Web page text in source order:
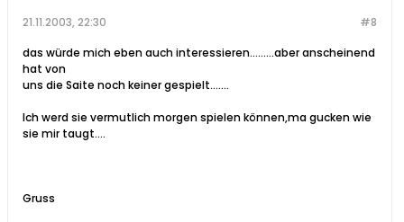
#8
21.11.2003, 22:30
das würde mich eben auch interessieren.........aber anscheinend
hat von
uns die Saite noch keiner gespielt.......
Ich werd sie vermutlich morgen spielen können,ma gucken wie
sie mir taugt....
Gruss